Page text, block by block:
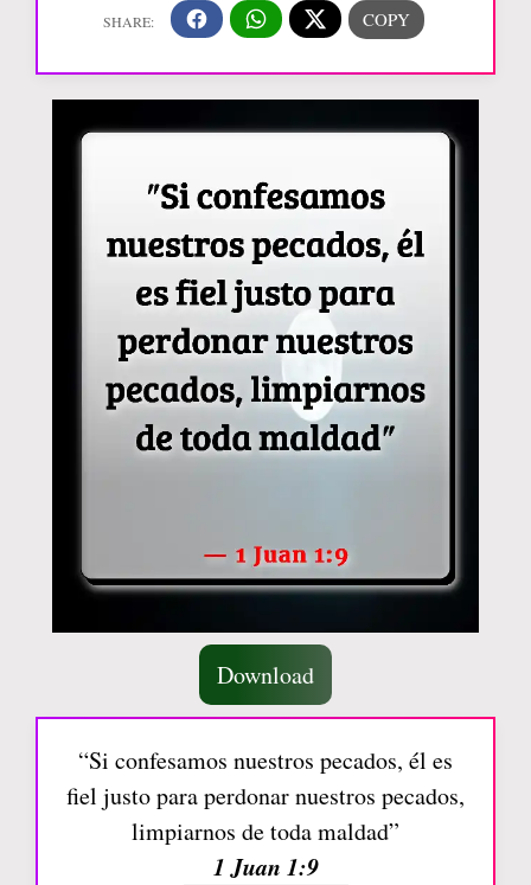
Download
“Si confesamos nuestros pecados, él es
fiel justo para perdonar nuestros pecados,
limpiarnos de toda maldad”
1 Juan 1:9